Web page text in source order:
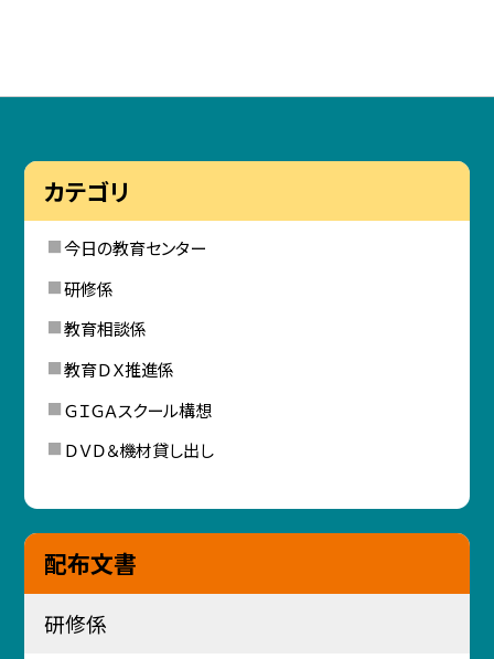
カテゴリ
今日の教育センター
研修係
教育相談係
教育ＤＸ推進係
ＧＩＧＡスクール構想
ＤＶＤ＆機材貸し出し
配布文書
研修係